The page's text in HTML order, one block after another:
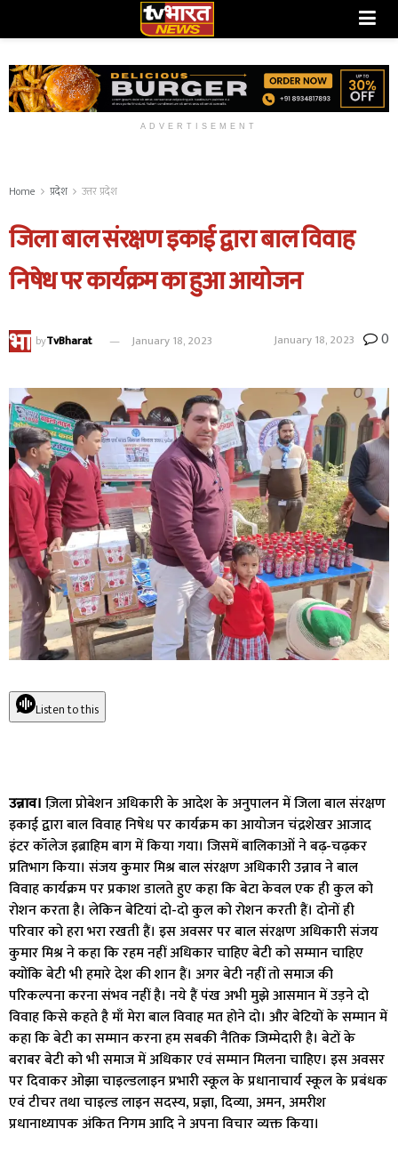
ADVERTISEMENT
Home प्रदेश उत्तर प्रदेश
जिला बाल संरक्षण इकाई द्वारा बाल विवाह
निषेध पर कार्यक्रम का हुआ आयोजन
byTvBharat January 18, 2023 January 18, 2023 0
Listen to this
उन्नाव।ज़िला प्रोबेशन अधिकारी के आदेश के अनुपालन में जिला बाल संरक्षण
इकाई द्वारा बाल विवाह निषेध पर कार्यक्रम का आयोजन चंद्रशेखर आजाद
इंटर कॉलेज इब्राहिम बाग में किया गया। जिसमें बालिकाओं ने बढ़-चढ़कर
प्रतिभाग किया। संजय कुमार मिश्र बाल संरक्षण अधिकारी उन्नाव ने बाल
विवाह कार्यक्रम पर प्रकाश डालते हुए कहा कि बेटा केवल एक ही कुल को
रोशन करता है। लेकिन बेटियां दो-दो कुल को रोशन करती हैं। दोनों ही
परिवार को हरा भरा रखती हैं। इस अवसर पर बाल संरक्षण अधिकारी संजय
कुमार मिश्र ने कहा कि रहम नहीं अधिकार चाहिए बेटी को सम्मान चाहिए
क्योंकि बेटी भी हमारे देश की शान हैं। अगर बेटी नहीं तो समाज की
परिकल्पना करना संभव नहीं है। नये हैं पंख अभी मुझे आसमान में उड़ने दो
विवाह किसे कहते है माँ मेरा बाल विवाह मत होने दो। और बेटियों के सम्मान में
कहा कि बेटी का सम्मान करना हम सबकी नैतिक जिम्मेदारी है। बेटों के
बराबर बेटी को भी समाज में अधिकार एवं सम्मान मिलना चाहिए। इस अवसर
पर दिवाकर ओझा चाइल्डलाइन प्रभारी स्कूल के प्रधानाचार्य स्कूल के प्रबंधक
एवं टीचर तथा चाइल्ड लाइन सदस्य, प्रज्ञा, दिव्या, अमन, अमरीश
प्रधानाध्यापक अंकित निगम आदि ने अपना विचार व्यक्त किया।